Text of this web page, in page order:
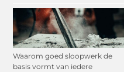
Waarom goed sloopwerk de
basis vormt van iedere